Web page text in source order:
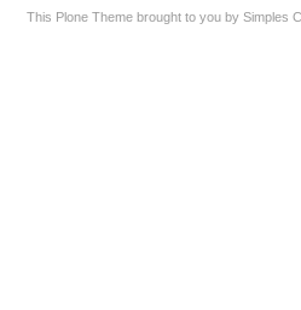
This Plone Theme brought to you by Simples